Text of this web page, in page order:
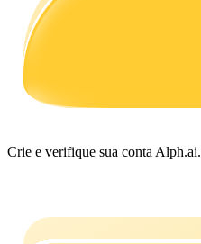
Estratégias de negociação
Crie e verifique sua conta Alph.ai.